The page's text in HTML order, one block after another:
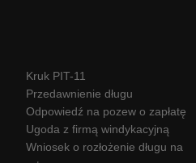
Kruk PIT-11
Przedawnienie długu
Odpowiedź na pozew o zapłatę
Ugoda z firmą windykacyjną
Wniosek o rozłożenie długu na